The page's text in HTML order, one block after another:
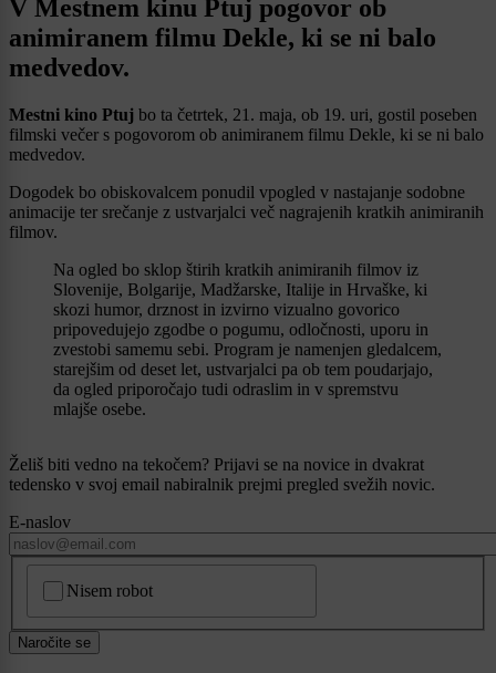
V Mestnem kinu Ptuj pogovor ob
animiranem filmu Dekle, ki se ni balo
medvedov.
Mestni kino Ptuj bo ta četrtek, 21. maja, ob 19. uri, gostil poseben
filmski večer s pogovorom ob animiranem filmu Dekle, ki se ni balo
medvedov.
Dogodek bo obiskovalcem ponudil vpogled v nastajanje sodobne
animacije ter srečanje z ustvarjalci več nagrajenih kratkih animiranih
filmov.
Na ogled bo sklop štirih kratkih animiranih filmov iz
Slovenije, Bolgarije, Madžarske, Italije in Hrvaške, ki
skozi humor, drznost in izvirno vizualno govorico
pripovedujejo zgodbe o pogumu, odločnosti, uporu in
zvestobi samemu sebi. Program je namenjen gledalcem,
starejšim od deset let, ustvarjalci pa ob tem poudarjajo,
da ogled priporočajo tudi odraslim in v spremstvu
mlajše osebe.
Želiš biti vedno na tekočem? Prijavi se na novice in dvakrat
tedensko v svoj email nabiralnik prejmi pregled svežih novic.
E-naslov
Nisem robot
Naročite se